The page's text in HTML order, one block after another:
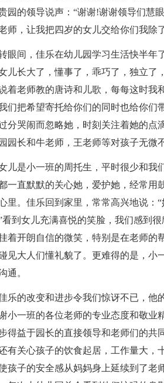
园的领导说声：“谢谢!谢谢领导们慧
师，让我把四岁的女儿交给你们我除
眼间，佳乐在幼儿园学习生活快半年
儿长大了，懂事了，乖巧了，独立了
着老师教的唐诗和儿歌，每每这时我
们把希望寄托给你们的同时也给你们
分哭闹而忽略她，时刻关注着她的点
园长和牛老师，王老师等对孩子无微
儿是小一班的周托生，平时很少和我
一直默默的关心她，爱护她，经常用
里。佳乐回到家里，常常高兴地说：
看到女儿充满喜悦的笑脸，我们感到
着开朗自信的微笑，特别是在老师的
见大人们懂礼貌了。更难得的是，小
通。
乐的改变和进步令我们惊讶不已，他
小一班的各位老师的专业态度和敬业
得益于园长的直接领导和老师们的共
有关心孩子的饮食起居，工作量大，
孩子的安全感从妈妈身上延续到了老